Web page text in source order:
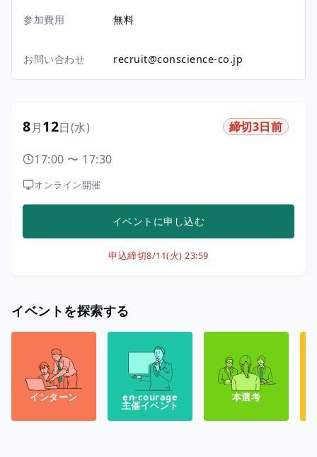
参加費用 無料
お問い合わせ recruit@conscience-co.jp
イベントを探索する
インターン en-courage
主催イベント
本選考
8月12日(水) 締切3日前
17:00 〜 17:30
オンライン開催
イベントに申し込む
申込締切8/11(火) 23:59